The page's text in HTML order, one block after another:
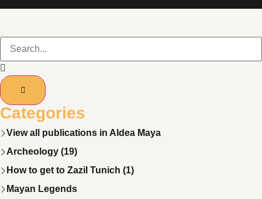
Categories
View all publications in Aldea Maya
Archeology (19)
How to get to Zazil Tunich (1)
Mayan Legends